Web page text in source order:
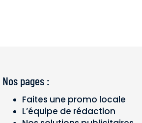
Nos pages :
Faites une promo locale
L’équipe de rédaction